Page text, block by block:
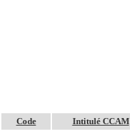
Code Intitulé CCAM